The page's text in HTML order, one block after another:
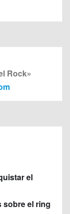
Rock»
el
sobre el ring